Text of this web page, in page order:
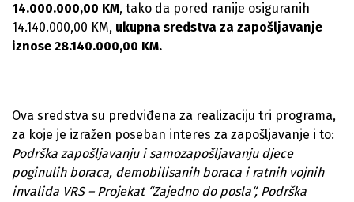
14.000.000,00 KM, tako da pored ranije osiguranih
14.140.000,00 KM, ukupna sredstva za zapošljavanje
iznose 28.140.000,00 KM.
Ova sredstva su predviđena za realizaciju tri programa,
za koje je izražen poseban interes za zapošljavanje i to:
Podrška zapošljavanju i samozapošljavanju djece
poginulih boraca, demobilisanih boraca i ratnih vojnih
invalida VRS – Projekat “Zajedno do posla“, Podrška